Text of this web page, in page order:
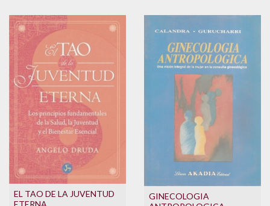
EL TAO DE LA JUVENTUD
GINECOLOGIA